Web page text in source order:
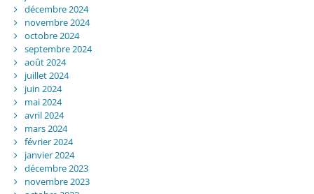
décembre 2024
novembre 2024
octobre 2024
septembre 2024
août 2024
juillet 2024
juin 2024
mai 2024
avril 2024
mars 2024
février 2024
janvier 2024
décembre 2023
novembre 2023